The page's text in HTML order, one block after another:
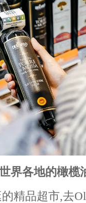
界各地的橄榄
精品超市,去